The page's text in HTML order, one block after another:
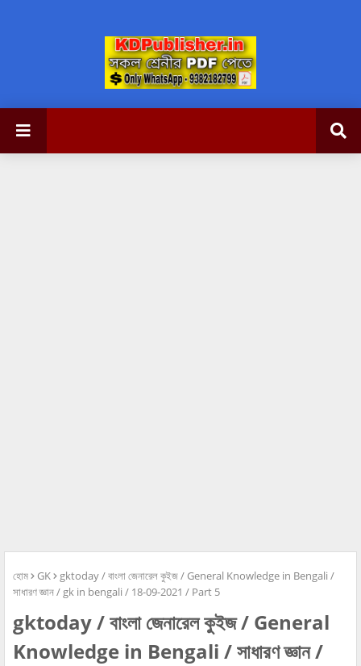
হোম GK
gktoday / বাংলা জেনারেল কুইজ / General Knowledge in Bengali /
সাধারণ জ্ঞান / gk in bengali / 18-09-2021 / Part 5
gktoday / বাংলা জেনারেল কুইজ / General
Knowledge in Bengali / সাধারণ জ্ঞান /